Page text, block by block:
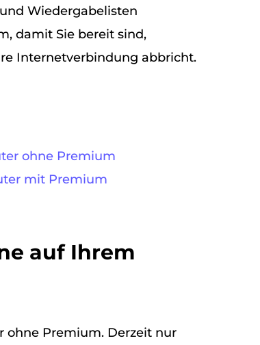
Wiedergabelisten
damit Sie bereit sind,
Internetverbindung abbricht.
ohne Premium
mit Premium
auf Ihrem
ohne Premium. Derzeit nur